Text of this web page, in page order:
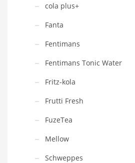
cola plus+
Fanta
Fentimans
Fentimans Tonic Water
Fritz-kola
Frutti Fresh
FuzeTea
Mellow
Schweppes